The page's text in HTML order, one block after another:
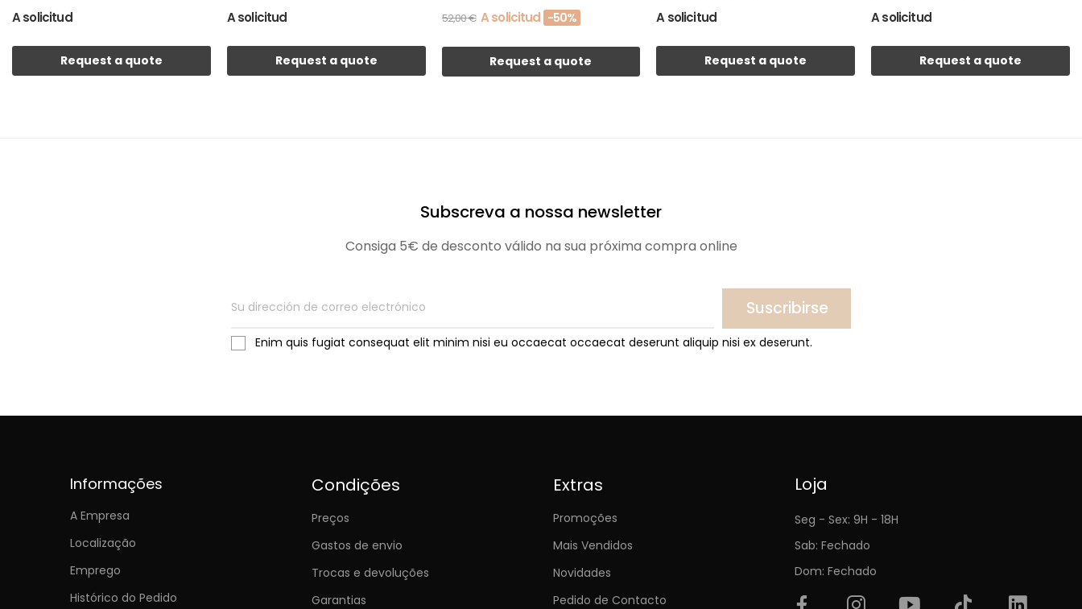
A solicitud
Request a quote
A solicitud
Request a quote
52,00 € A solicitud -50%
Request a quote
A solicitud
Request a quote
A solicitud
Request a quote
Subscreva a nossa newsletter
Consiga 5€ de desconto válido na sua próxima compra online
Suscribirse
Enim quis fugiat consequat elit minim nisi eu occaecat occaecat deserunt aliquip nisi ex deserunt.
Informações
A Empresa
Localização
Emprego
Histórico do Pedido
Condições
Preços
Gastos de envio
Trocas e devoluções
Garantias
Extras
Promoções
Mais Vendidos
Novidades
Pedido de Contacto
Loja
Seg - Sex: 9H - 18H
Sab: Fechado
Dom: Fechado